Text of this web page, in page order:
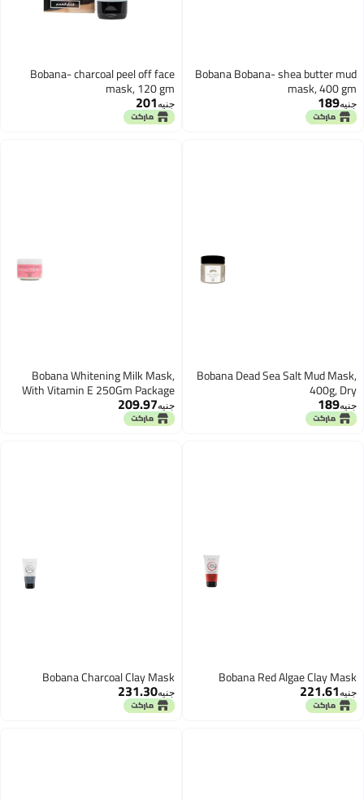
Bobana Bobana- shea butter mud
mask, 400 gm
جنيه189
Bobana- charcoal peel off face
mask, 120 gm
جنيه201
Bobana Dead Sea Salt Mud Mask,
400g, Dry
جنيه189
Bobana Whitening Milk Mask,
With Vitamin E 250Gm Package
Design Mat Vary
جنيه209.97
Bobana Red Algae Clay Mask
جنيه221.61
Bobana Charcoal Clay Mask
جنيه231.30